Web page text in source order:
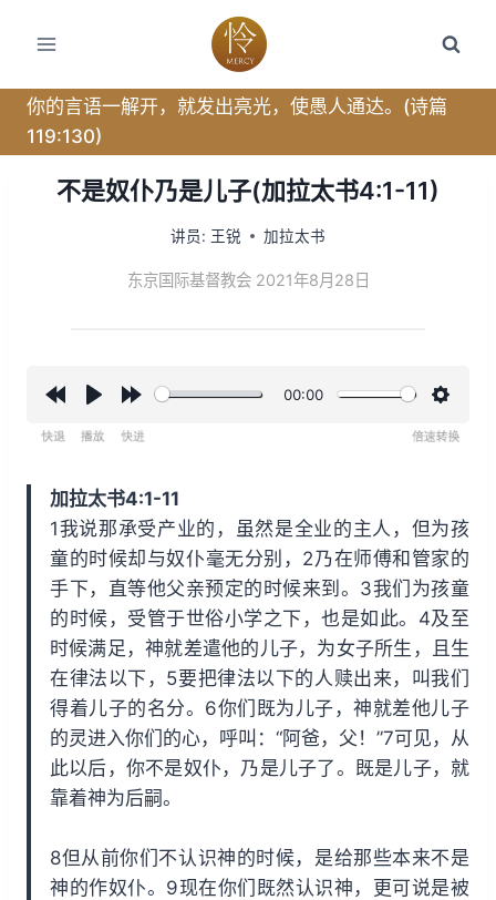
你的言语一解开，就发出亮光，使愚人通达。(诗篇
119:130)
不是奴仆乃是儿子(加拉太书4:1-11)
讲员: 王锐 加拉太书
东京国际基督教会 2021年8月28日
i
n
d
1
5
s
y
w
a
r
d
5
s
00:00
加拉太书4:1-11
1我说那承受产业的，虽然是全业的主人，但为孩
童的时候却与奴仆毫无分别，2乃在师傅和管家的
手下，直等他父亲预定的时候来到。3我们为孩童
的时候，受管于世俗小学之下，也是如此。4及至
时候满足，神就差遣他的儿子，为女子所生，且生
在律法以下，5要把律法以下的人赎出来，叫我们
得着儿子的名分。6你们既为儿子，神就差他儿子
的灵进入你们的心，呼叫：“阿爸，父！”7可见，从
此以后，你不是奴仆，乃是儿子了。既是儿子，就
靠着神为后嗣。
8但从前你们不认识神的时候，是给那些本来不是
神的作奴仆。9现在你们既然认识神，更可说是被